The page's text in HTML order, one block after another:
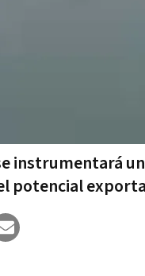
instrumentará
potencial